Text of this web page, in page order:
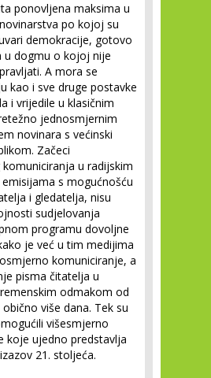
ponovljena maksima u
po kojoj su
demokracije, gotovo
u dogmu o kojoj nije
A mora se
kao i sve druge postavke
i vrijedile u klasičnim
jednosmjernim
novinara s većinski
Začeci
u radijskim
s mogućnošću
i gledatelja, nisu
sudjelovanja
programu dovoljne
je već u tim medijima
komuniciranje, a
pisma čitatelja u
odmakom od
više dana. Tek su
višesmjerno
koje ujedno predstavlja
21. stoljeća.